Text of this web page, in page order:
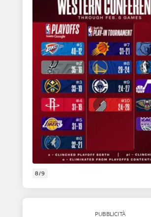
8/9
PUBBLICITÀ